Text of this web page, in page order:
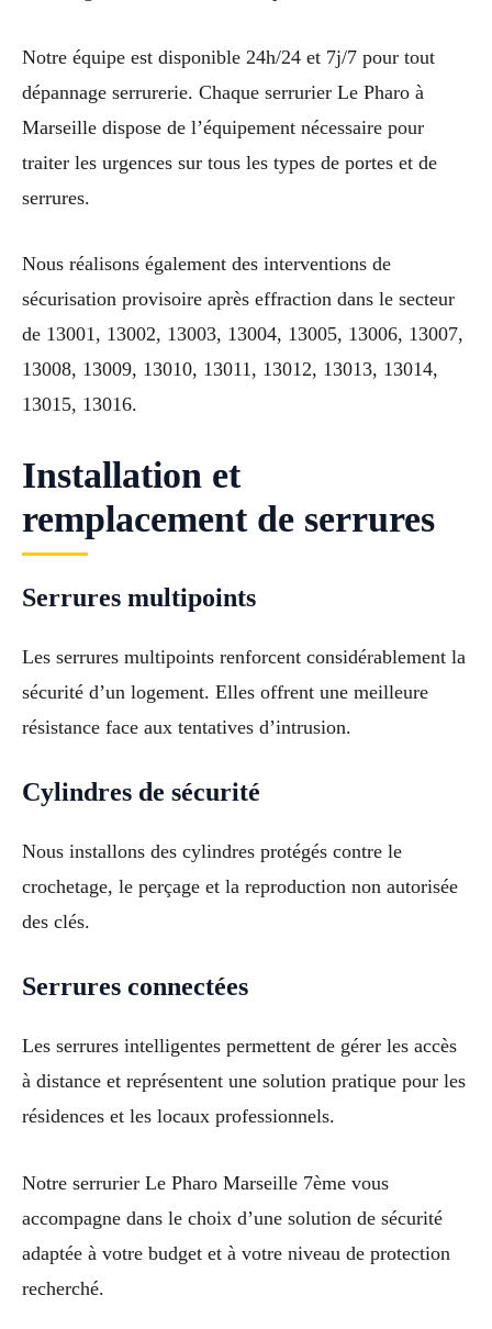
Notre équipe est disponible 24h/24 et 7j/7 pour tout
dépannage serrurerie. Chaque serrurier Le Pharo à
Marseille dispose de l’équipement nécessaire pour
traiter les urgences sur tous les types de portes et de
serrures.
Nous réalisons également des interventions de
sécurisation provisoire après effraction dans le secteur
de 13001, 13002, 13003, 13004, 13005, 13006, 13007,
13008, 13009, 13010, 13011, 13012, 13013, 13014,
13015, 13016.
Installation et
remplacement de serrures
Serrures multipoints
Les serrures multipoints renforcent considérablement la
sécurité d’un logement. Elles offrent une meilleure
résistance face aux tentatives d’intrusion.
Cylindres de sécurité
Nous installons des cylindres protégés contre le
crochetage, le perçage et la reproduction non autorisée
des clés.
Serrures connectées
Les serrures intelligentes permettent de gérer les accès
à distance et représentent une solution pratique pour les
résidences et les locaux professionnels.
Notre serrurier Le Pharo Marseille 7ème vous
accompagne dans le choix d’une solution de sécurité
adaptée à votre budget et à votre niveau de protection
recherché.